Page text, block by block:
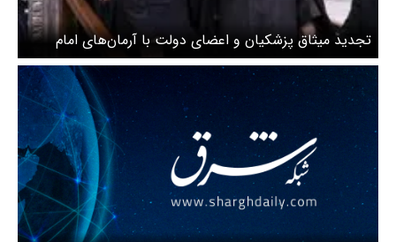
تجدید میثاق پزشکیان و اعضای دولت با آرمان‌های امام
خمینی